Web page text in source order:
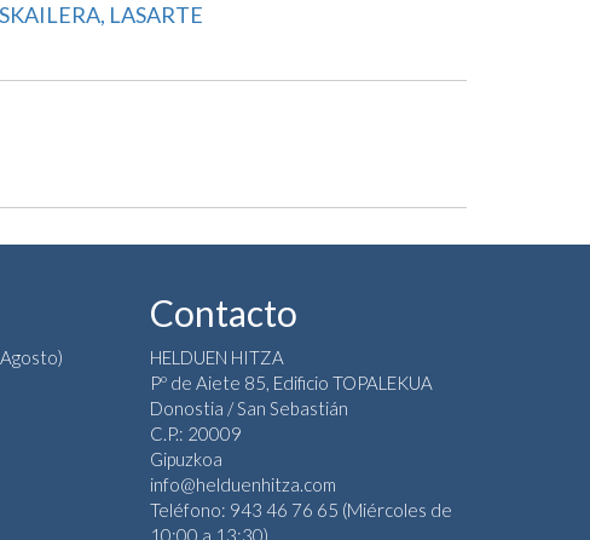
LASARTE
Contacto
HELDUEN HITZA
Pº de Aiete 85, Edificio TOPALEKUA
Donostia / San Sebastián
C.P.: 20009
Gipuzkoa
info@helduenhitza.com
Teléfono: 943 46 76 65 (Miércoles de
10:00 a 13:30)